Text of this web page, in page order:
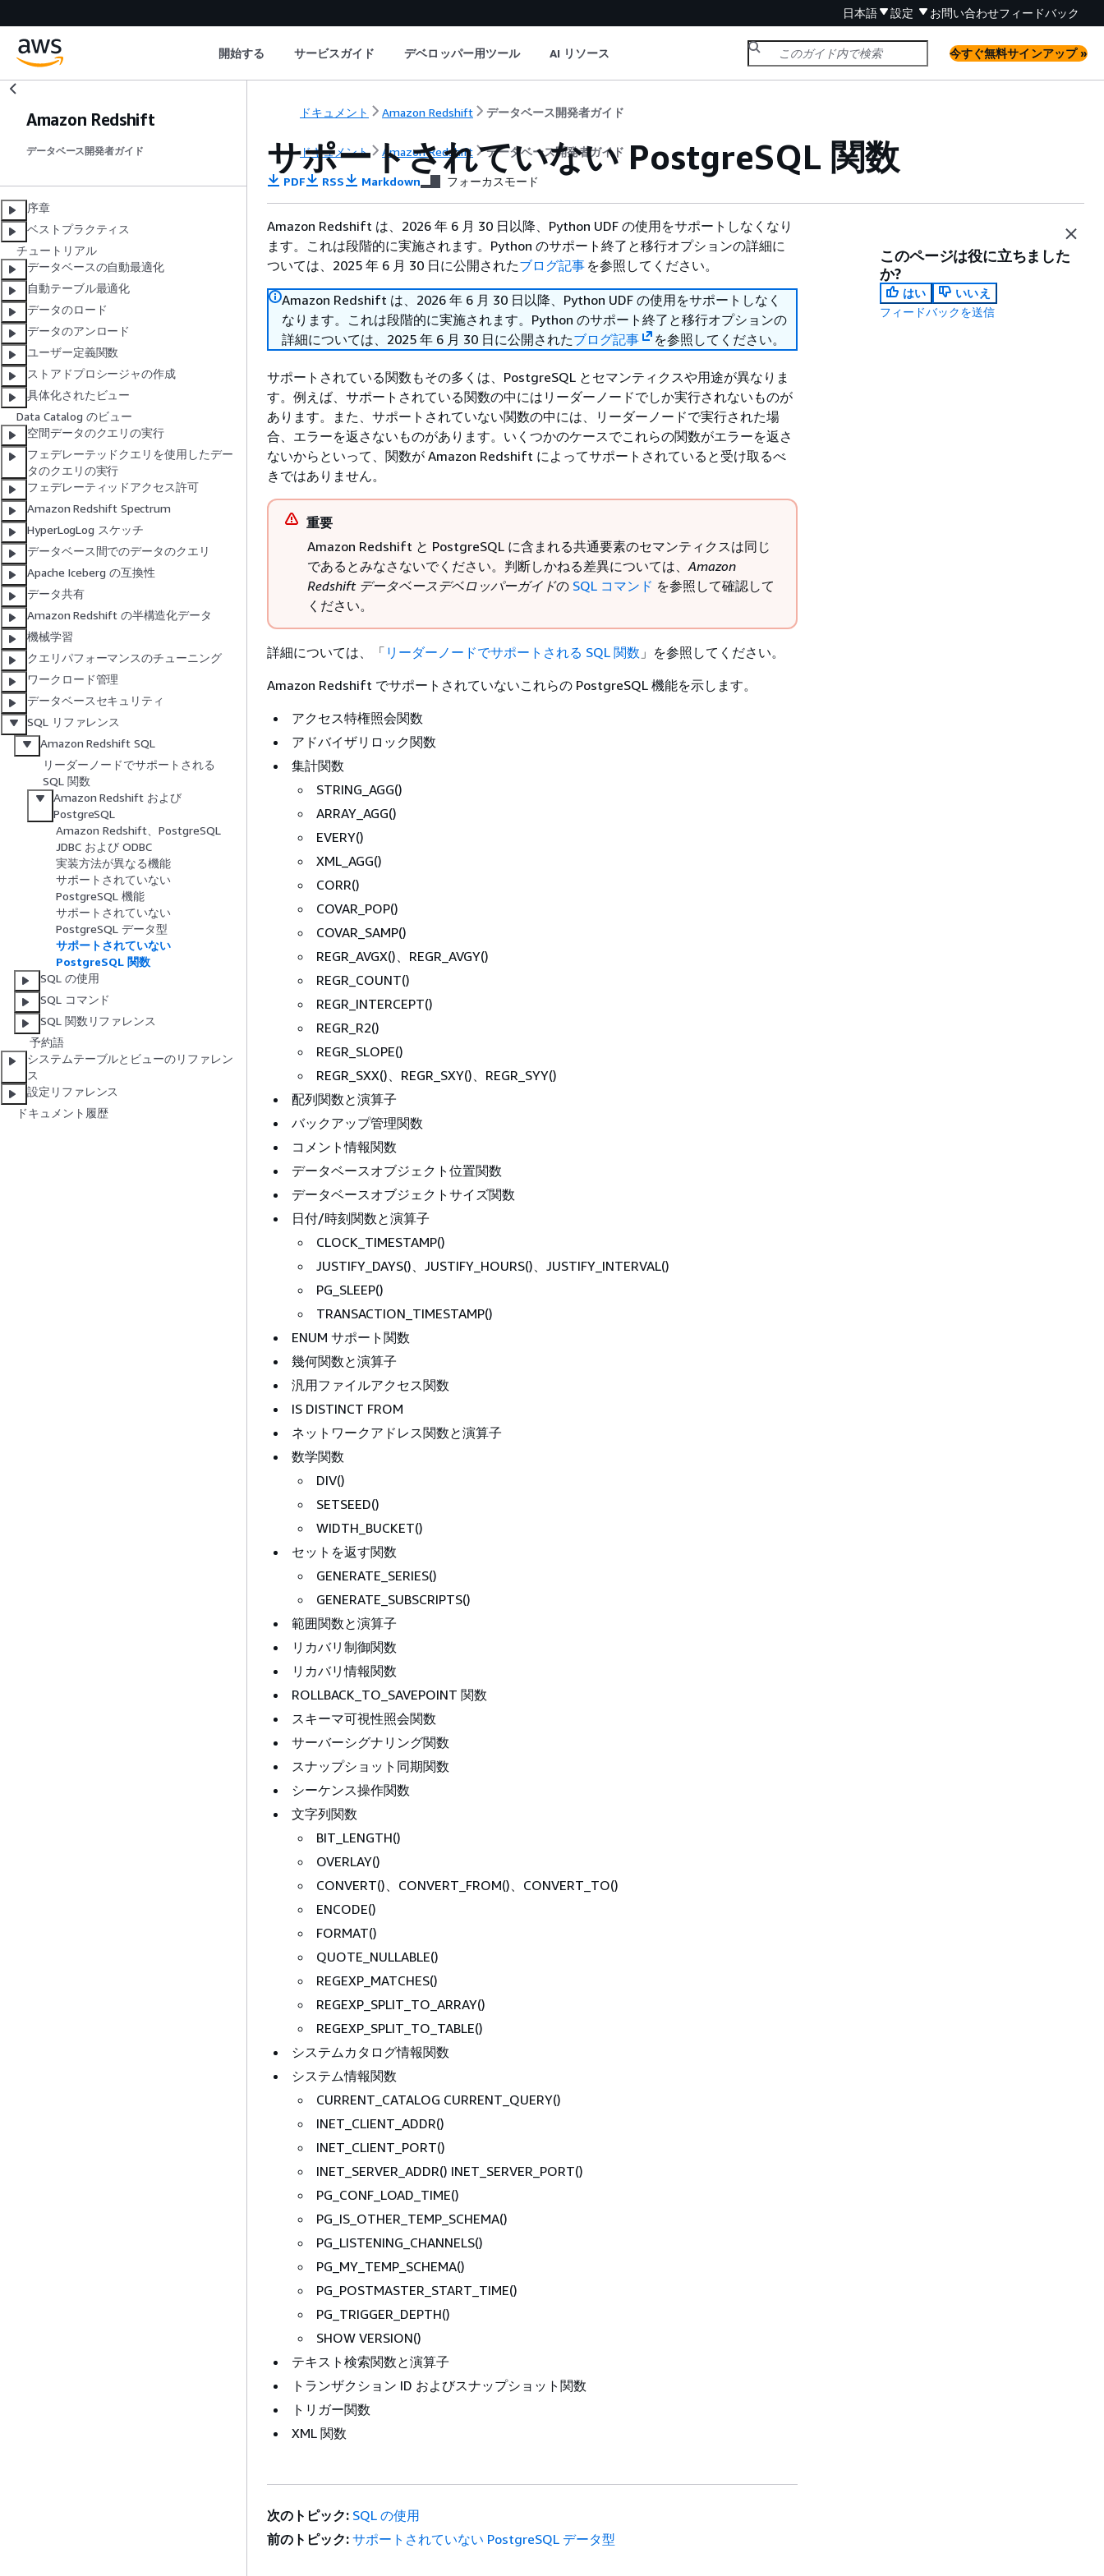
日本語 設定 お問い合わせフィードバック
開始する サービスガイド デベロッパー用ツール AI リソース 今すぐ無料サインアップ »
Amazon Redshift
データベース開発者ガイド
序章
ベストプラクティス
チュートリアル
データベースの自動最適化
自動テーブル最適化
データのロード
データのアンロード
ユーザー定義関数
ストアドプロシージャの作成
具体化されたビュー
Data Catalog のビュー
空間データのクエリの実行
フェデレーテッドクエリを使用したデー
タのクエリの実行
フェデレーティッドアクセス許可
Amazon Redshift Spectrum
HyperLogLog スケッチ
データベース間でのデータのクエリ
Apache Iceberg の互換性
データ共有
Amazon Redshift の半構造化データ
機械学習
クエリパフォーマンスのチューニング
ワークロード管理
データベースセキュリティ
SQL リファレンス
Amazon Redshift SQL
リーダーノードでサポートされる
SQL 関数
Amazon Redshift および
PostgreSQL
Amazon Redshift、PostgreSQL
JDBC および ODBC
実装方法が異なる機能
サポートされていない
PostgreSQL 機能
サポートされていない
PostgreSQL データ型
サポートされていない
PostgreSQL 関数
SQL の使用
SQL コマンド
SQL 関数リファレンス
予約語
システムテーブルとビューのリファレン
ス
設定リファレンス
ドキュメント履歴
ドキュメント Amazon Redshift データベース開発者ガイド
ドキュメント Amazon Redshift データベース開発者ガイド
サポートされていない PostgreSQL 関数
PDF RSS Markdown フォーカスモード
Amazon Redshift は、2026 年 6 月 30 日以降、Python UDF の使用をサポートしなくなり
ます。これは段階的に実施されます。Python のサポート終了と移行オプションの詳細に
ついては、2025 年 6 月 30 日に公開されたブログ記事 を参照してください。
Amazon Redshift は、2026 年 6 月 30 日以降、Python UDF の使用をサポートしなく
なります。これは段階的に実施されます。Python のサポート終了と移行オプションの
詳細については、2025 年 6 月 30 日に公開されたブログ記事 を参照してください。
サポートされている関数もその多くは、PostgreSQL とセマンティクスや用途が異なりま
す。例えば、サポートされている関数の中にはリーダーノードでしか実行されないものが
あります。また、サポートされていない関数の中には、リーダーノードで実行された場
合、エラーを返さないものがあります。いくつかのケースでこれらの関数がエラーを返さ
ないからといって、関数が Amazon Redshift によってサポートされていると受け取るべ
きではありません。
重要
Amazon Redshift と PostgreSQL に含まれる共通要素のセマンティクスは同じ
であるとみなさないでください。判断しかねる差異については、Amazon
Redshift データベースデベロッパーガイドの SQL コマンド を参照して確認して
ください。
詳細については、「 リーダーノードでサポートされる SQL 関数 」を参照してください。
Amazon Redshift でサポートされていないこれらの PostgreSQL 機能を示します。
アクセス特権照会関数
アドバイザリロック関数
集計関数
STRING_AGG()
ARRAY_AGG()
EVERY()
XML_AGG()
CORR()
COVAR_POP()
COVAR_SAMP()
REGR_AVGX()、REGR_AVGY()
REGR_COUNT()
REGR_INTERCEPT()
REGR_R2()
REGR_SLOPE()
REGR_SXX()、REGR_SXY()、REGR_SYY()
配列関数と演算子
バックアップ管理関数
コメント情報関数
データベースオブジェクト位置関数
データベースオブジェクトサイズ関数
日付/時刻関数と演算子
CLOCK_TIMESTAMP()
JUSTIFY_DAYS()、JUSTIFY_HOURS()、JUSTIFY_INTERVAL()
PG_SLEEP()
TRANSACTION_TIMESTAMP()
ENUM サポート関数
幾何関数と演算子
汎用ファイルアクセス関数
IS DISTINCT FROM
ネットワークアドレス関数と演算子
数学関数
DIV()
SETSEED()
WIDTH_BUCKET()
セットを返す関数
GENERATE_SERIES()
GENERATE_SUBSCRIPTS()
範囲関数と演算子
リカバリ制御関数
リカバリ情報関数
ROLLBACK_TO_SAVEPOINT 関数
スキーマ可視性照会関数
サーバーシグナリング関数
スナップショット同期関数
シーケンス操作関数
文字列関数
BIT_LENGTH()
OVERLAY()
CONVERT()、CONVERT_FROM()、CONVERT_TO()
ENCODE()
FORMAT()
QUOTE_NULLABLE()
REGEXP_MATCHES()
REGEXP_SPLIT_TO_ARRAY()
REGEXP_SPLIT_TO_TABLE()
システムカタログ情報関数
システム情報関数
CURRENT_CATALOG CURRENT_QUERY()
INET_CLIENT_ADDR()
INET_CLIENT_PORT()
INET_SERVER_ADDR() INET_SERVER_PORT()
PG_CONF_LOAD_TIME()
PG_IS_OTHER_TEMP_SCHEMA()
PG_LISTENING_CHANNELS()
PG_MY_TEMP_SCHEMA()
PG_POSTMASTER_START_TIME()
PG_TRIGGER_DEPTH()
SHOW VERSION()
テキスト検索関数と演算子
トランザクション ID およびスナップショット関数
トリガー関数
XML 関数
このページは役に立ちました
か?
はい
いいえ
フィードバックを送信
次のトピック: SQL の使用
前のトピック: サポートされていない PostgreSQL データ型